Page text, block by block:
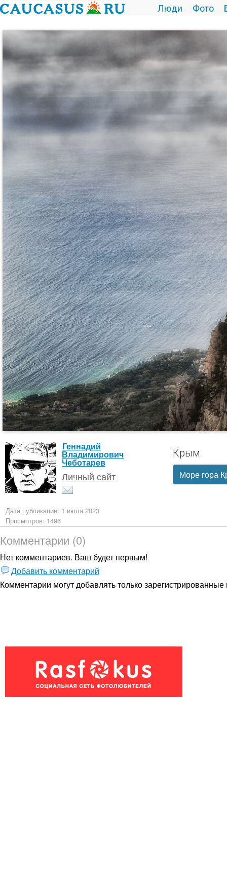
Люди Фото
Геннадий
Владимирович
Чеботарев
Личный сайт
Крым
Море гора
Дата публикации: 1 июля 2023
Просмотров: 1496
Комментарии (0)
Нет комментариев. Ваш будет первым!
Добавить комментарий
Комментарии могут добавлять толькозарегистрированные